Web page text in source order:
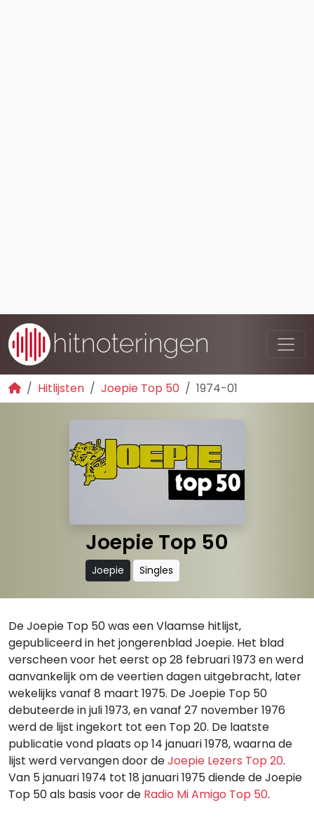
Hitlijsten Joepie Top 50 1974-01
Joepie Top 50
Joepie Singles
De Joepie Top 50 was een Vlaamse hitlijst,
gepubliceerd in het jongerenblad Joepie. Het blad
verscheen voor het eerst op 28 februari 1973 en werd
aanvankelijk om de veertien dagen uitgebracht, later
wekelijks vanaf 8 maart 1975. De Joepie Top 50
debuteerde in juli 1973, en vanaf 27 november 1976
werd de lijst ingekort tot een Top 20. De laatste
publicatie vond plaats op 14 januari 1978, waarna de
lijst werd vervangen door deJoepie Lezers Top 20.
Van 5 januari 1974 tot 18 januari 1975 diende de Joepie
Top 50 als basis voor de Radio Mi Amigo Top 50.